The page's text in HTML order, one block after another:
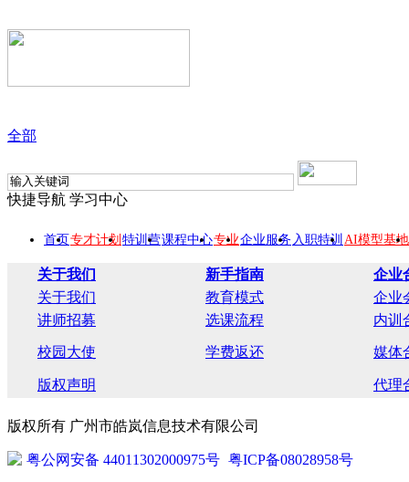
全部
快捷导航 学习中心
首页专才计划 特训营课程中心专业企业服务 入职特训 AI模型基地
关于我们 新手指南
企业
关于我们
教育模式
企业
讲师招募
选课流程 内训
校园大使 学费返还 媒体
版权声明 代理
版权所有 广州市皓岚信息技术有限公司
粤公网安备 44011302000975号 粤ICP备08028958号